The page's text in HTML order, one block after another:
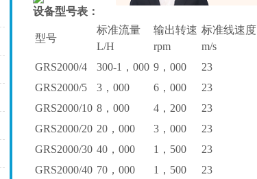
设备型号表：
型号
标准流量
L/H
输出转速
rpm
标准线速度
m/s
GRS2000/4 300-1，000 9，000 23
GRS2000/5 3，000 6，000 23
GRS2000/10 8，000 4，200 23
GRS2000/20 20，000 3，000 23
GRS2000/30 40，000 1，500 23
GRS2000/40 70，000 1，500 23